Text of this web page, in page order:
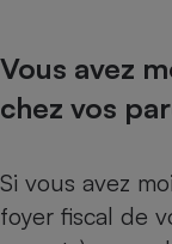
Vous avez
chez vos
Si vous avez
foyer fiscal de